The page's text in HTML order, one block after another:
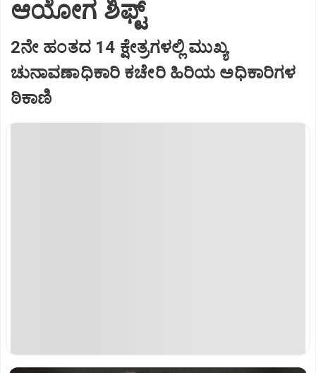
ಆಯೋಗ ಶಿಫ್ಟ್
2ನೇ ಹಂತದ 14 ಕ್ಷೇತ್ರಗಳಲ್ಲಿ ಮುಖ್ಯ
ಚುನಾವಣಾಧಿಕಾರಿ ಕಚೇರಿ ಹಿರಿಯ ಅಧಿಕಾರಿಗಳ
ಠಿಕಾಣಿ